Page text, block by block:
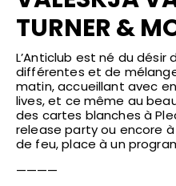
TURNER &
L’Anticlub est né du désir
différentes et de
matin, accueillant avec
lives, et ce même au
des cartes blanches à
release party ou encore
de feu, place à un
————